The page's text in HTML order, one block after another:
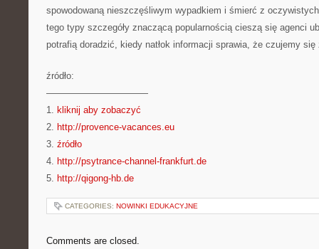
spowodowaną nieszczęśliwym wypadkiem i śmierć z
tego typy szczegóły znaczącą popularnością cieszą się agenci
potrafią doradzić, kiedy natłok informacji sprawia, że czujemy się
źródło:
———————————
1. kliknij aby zobaczyć
2. http://provence-vacances.eu
3. źródło
4. http://psytrance-channel-frankfurt.de
5. http://qigong-hb.de
CATEGORIES: NOWINKI EDUKACYJNE
Comments are closed.